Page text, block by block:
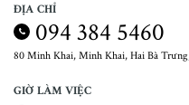
ĐỊA CHỈ
094 384 5460
80 Minh Khai, Minh Khai, Hai Bà
GIỜ LÀM VIỆC